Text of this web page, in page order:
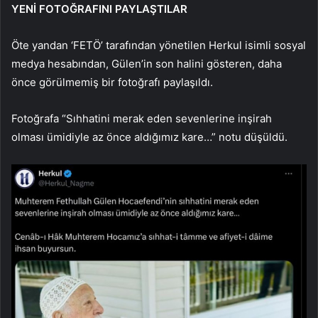
YENİ FOTOĞRAFINI PAYLAŞTILAR
Öte yandan ‘FETÖ’ tarafından yönetilen Herkul isimli sosyal
medya hesabından, Gülen’in son halini gösteren, daha
önce görülmemiş bir fotoğrafı paylaşıldı.
Fotoğrafa “Sıhhatini merak eden sevenlerine inşirah
olması ümidiyle az önce aldığımız kare…” notu düşüldü.